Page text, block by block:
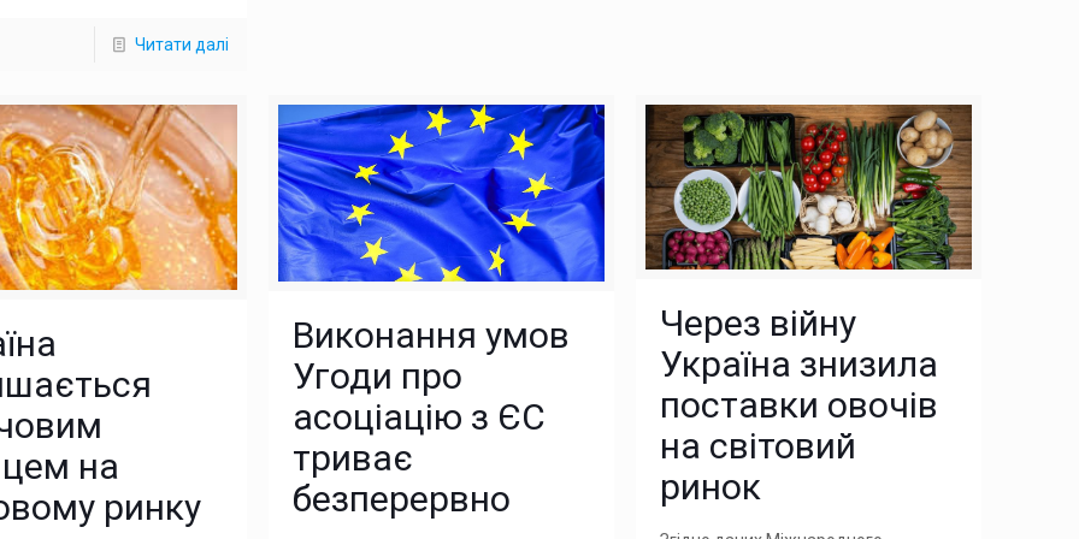
Читати далі
на
ринку
Виконання умов
Угоди про
асоціацію з ЄС
триває
безперервно
Через війну
Україна знизила
поставки овочів
на світовий
ринок